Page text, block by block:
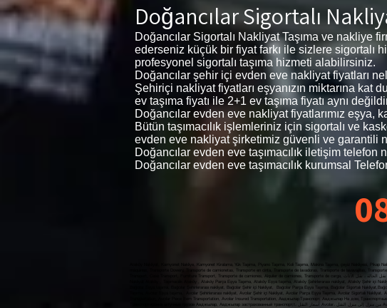
Doğancılar Sigortalı
Doğancılar Sigortalı Nakliyat Taşıma ve nakliye
ederseniz küçük bir fiyat farkı ile sizlere sigortalı
profesyonel sigortalı taşıma hizmeti alabilirsiniz.
Doğancılar şehir içi evden eve nakliyat fiyatları
Şehiriçi nakliyat fiyatları eşyanızın miktarına
ev taşıma fiyatı ile 2+1 ev taşıma fiyatı aynı
Doğancılar evden eve nakliyat fiyatlarımız eşya,
Bütün taşımacılık işlemleriniz için sigortalı ve
evden eve nakliyat şirketimiz güvenli ve garantili
Doğancılar evden eve taşımacılık iletişim telefon
Doğancılar evden eve taşımacılık kurumsal
Ataköy Nakliyat, Kamyonet Nakliye, Kamyonet Kiralama, Yük Taşıma, Piyano Taşıma, Koli Taşıma, Makina Taşıma, çeyiz Nakliyesi, Pikap
máquinas, Transporte Dowery, Transporte de camionetas, Transporte en cinta, Transporte de lavadoras, Transporte de lavavajillas,
Transport, Case Transport, Furniture Transport, Transporte de camiones, Alquiler de camiones, Transporte de carga, النقل بالشاحنات ، تأجير الشاحنات ، نقل البضائع ، نقل البيانو ، نقل الطرود ، نقل الآلة ، نقل المهور ، النقل لاقط ، نقل المطحنة ، نقل الغسالة ، نقل غسالة الصحون ، نقل الحالة ، نقل الأثاث, Ataköy Evden Eve nakliyat, Nakliyat Fiyatları Ataköy , Evden Eve
Nakliyat Ataköy , Taşımacılık Ataköy , Ataköy Parça Eşya Taşıma, Ataköy Eşya taşıma, Ataköy Şehirlerarası nakliyat, Ataköy Şehir içi
Bağcılar Eşya taşıma, Bağcılar Şehirlerarası nakliyat, Bağcılar Şehir içi Nakliyat, Bağcılar Parça Eşya Taşıma, Bağcılar Sigortalı
Taşıma, Avcılar Eşya taşıma, Avcılar Şehirlerarası nakliyat, Avcılar Şehir içi Nakliyat, Avcılar Parça Eşya Taşıma, Avcılar Sigortalı
Transportation, Avcılar Piece Item Transportation, Avcılar Insured Transportation, Авджылар Транспорт, Авджылар На дом,